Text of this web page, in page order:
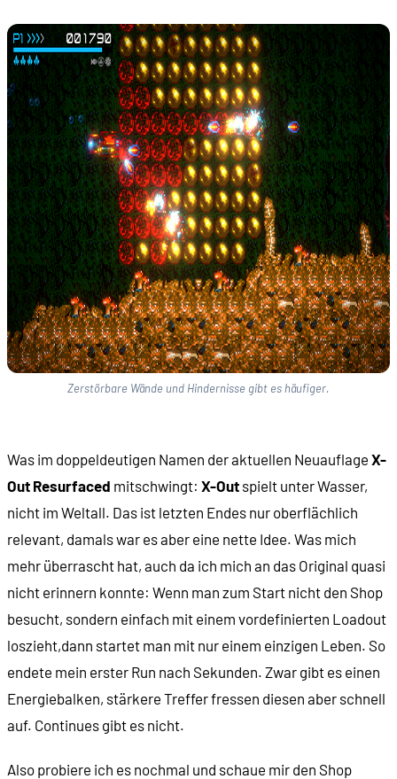
Zerstörbare Wände und Hindernisse gibt es häufiger.
Was im doppeldeutigen Namen der aktuellen Neuauflage X-
Out Resurfaced mitschwingt: X-Out spielt unter Wasser,
nicht im Weltall. Das ist letzten Endes nur oberflächlich
relevant, damals war es aber eine nette Idee. Was mich
mehr überrascht hat, auch da ich mich an das Original quasi
nicht erinnern konnte: Wenn man zum Start nicht den Shop
besucht, sondern einfach mit einem vordefinierten Loadout
loszieht,dann startet man mit nur einem einzigen Leben. So
endete mein erster Run nach Sekunden. Zwar gibt es einen
Energiebalken, stärkere Treffer fressen diesen aber schnell
auf. Continues gibt es nicht.
Also probiere ich es nochmal und schaue mir den Shop